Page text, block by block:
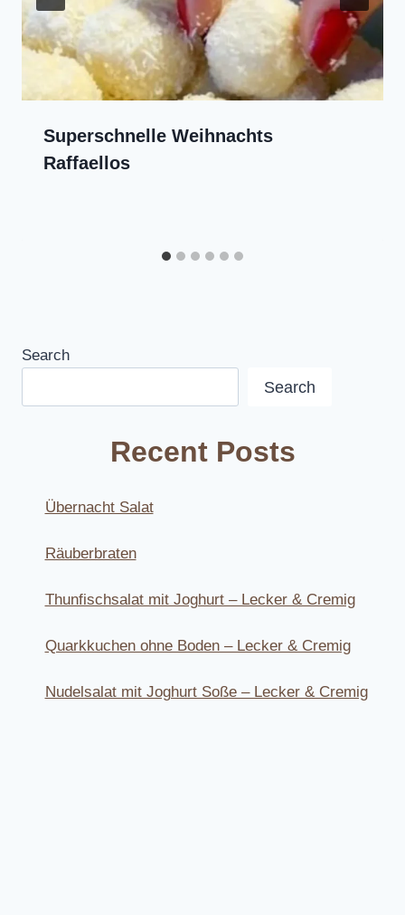
Superschnelle Weihnachts
Raffaellos
Search
Search
Recent Posts
Übernacht Salat
Räuberbraten
Thunfischsalat mit Joghurt – Lecker & Cremig
Quarkkuchen ohne Boden – Lecker & Cremig
Nudelsalat mit Joghurt Soße – Lecker & Cremig